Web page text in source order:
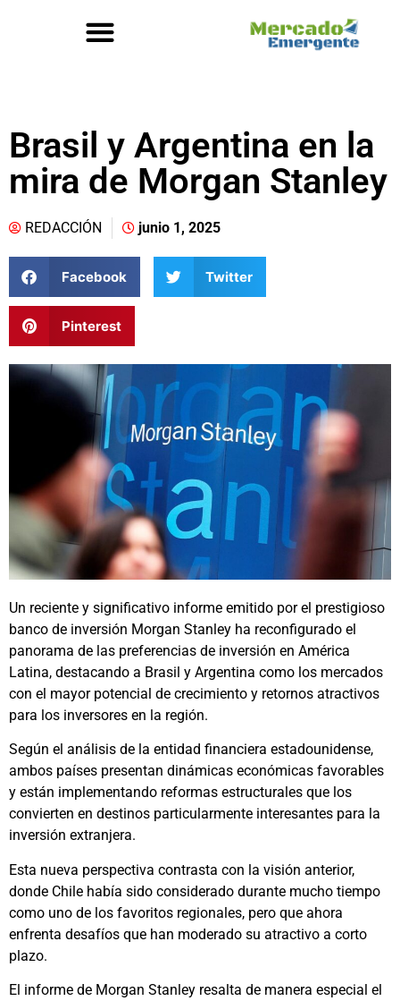
Brasil y Argentina en la
mira de Morgan Stanley
REDACCIÓN junio 1, 2025
Facebook Twitter
Pinterest
Un reciente y significativo informe emitido por el prestigioso
banco de inversión Morgan Stanley ha reconfigurado el
panorama de las preferencias de inversión en América
Latina, destacando a Brasil y Argentina como los mercados
con el mayor potencial de crecimiento y retornos atractivos
para los inversores en la región.
Según el análisis de la entidad financiera estadounidense,
ambos países presentan dinámicas económicas favorables
y están implementando reformas estructurales que los
convierten en destinos particularmente interesantes para la
inversión extranjera.
Esta nueva perspectiva contrasta con la visión anterior,
donde Chile había sido considerado durante mucho tiempo
como uno de los favoritos regionales, pero que ahora
enfrenta desafíos que han moderado su atractivo a corto
plazo.
El informe de Morgan Stanley resalta de manera especial el